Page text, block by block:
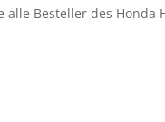
alle Besteller des Honda